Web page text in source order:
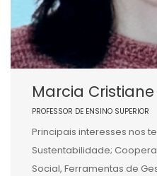
Marcia
PROFESSOR DE ENSINO SUPERIOR
Principais interesses nos
Sustentabilidade;
Social, Ferramentas de